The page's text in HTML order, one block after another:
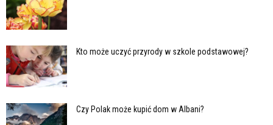
Kto może uczyć przyrody w szkole podstawowej?
Czy Polak może kupić dom w Albani?